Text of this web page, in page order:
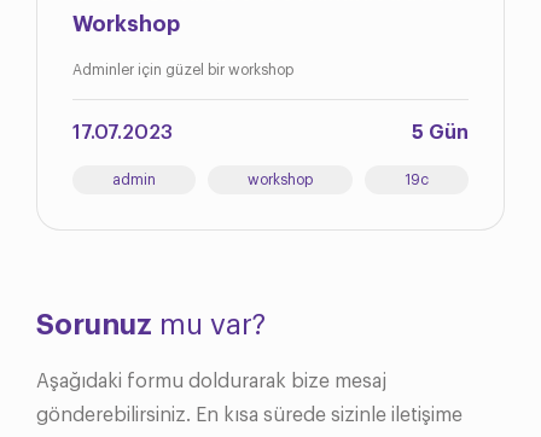
Workshop
Adminler için güzel bir workshop
17.07.2023 5 Gün
admin workshop 19c
Sorunuz mu var?
Aşağıdaki formu doldurarak bize mesaj
gönderebilirsiniz. En kısa sürede sizinle iletişime